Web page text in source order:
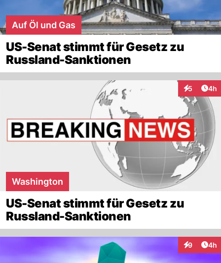
Auf Öl und Gas
US-Senat stimmt für Gesetz zu
Russland-Sanktionen
5 4h
Washington
US-Senat stimmt für Gesetz zu
Russland-Sanktionen
9 4h